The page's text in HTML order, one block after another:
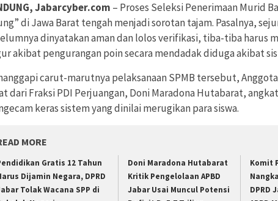
Jabarcyber.com – Proses Seleksi Penerimaan Murid
di Jawa Barat tengah menjadi sorotan tajam. Pasalnya,
dinyatakan aman dan lolos verifikasi, tiba-tiba harus
akibat pengurangan poin secara mendadak diduga akibat
carut-marutnya pelaksanaan SPMB tersebut,
dari Fraksi PDI Perjuangan, Doni Maradona Hutabarat,
keras sistem yang dinilai merugikan para siswa.
MORE
Gratis 12 Tahun
Dijamin Negara, DPRD
Tolak Wacana SPP di
Doni Maradona Hutabarat
Kritik Pengelolaan APBD
Jabar Usai Muncul Potensi
Komit
DPRD